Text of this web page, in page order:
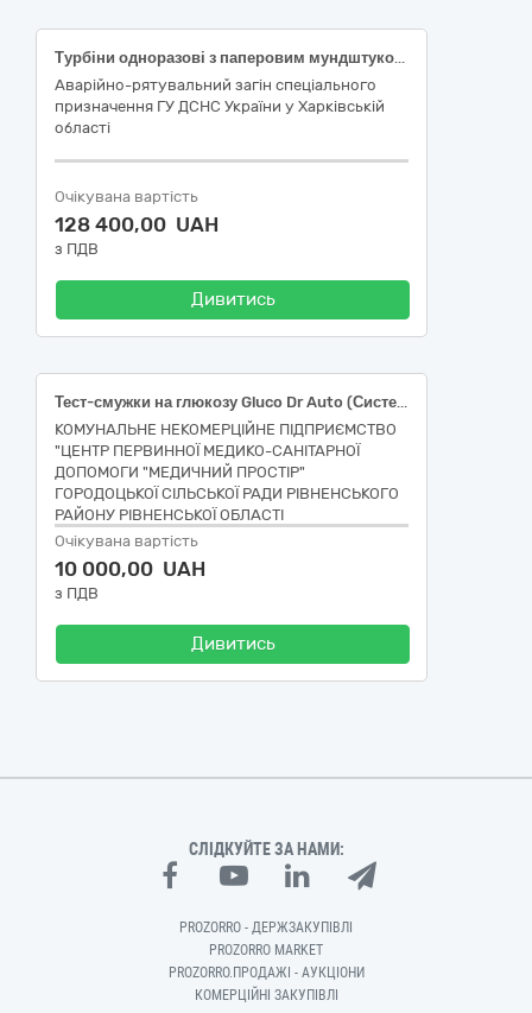
Турбіни одноразові з паперовим мундштуком ДК 021:2015: 33120000 -7 Системи реєстрації медичної інформації та дослідне обладнання
Аварійно-рятувальний загін спеціального
призначення ГУ ДСНС України у Харківській
області
Очікувана вартість
128 400,00 UAH
з ПДВ
Дивитись
Тест-смужки на глюкозу Gluco Dr Auto (Системи реєстрації медичної інформації та дослідне обладнання ДК 021:2015 33120000-7)
КОМУНАЛЬНЕ НЕКОМЕРЦІЙНЕ ПІДПРИЄМСТВО
"ЦЕНТР ПЕРВИННОЇ МЕДИКО-САНІТАРНОЇ
ДОПОМОГИ "МЕДИЧНИЙ ПРОСТІР"
ГОРОДОЦЬКОЇ СІЛЬСЬКОЇ РАДИ РІВНЕНСЬКОГО
РАЙОНУ РІВНЕНСЬКОЇ ОБЛАСТІ
Очікувана вартість
10 000,00 UAH
з ПДВ
Дивитись
СЛІДКУЙТЕ ЗА НАМИ:
PROZORRO - ДЕРЖЗАКУПІВЛІ
PROZORRO MARKET
PROZORRO.ПРОДАЖІ - АУКЦІОНИ
КОМЕРЦІЙНІ ЗАКУПІВЛІ